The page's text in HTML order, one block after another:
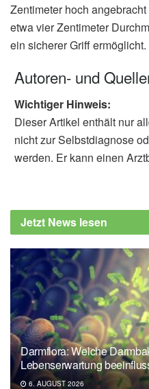
Zentimeter hoch
etwa vier Zentimeter
ein sicherer Griff ermöglicht.
Autoren- und
Wichtiger Hinweis:
Dieser Artikel enthält nur
nicht zur Selbstdiagnose
werden. Er kann einen
Jetzt News lesen
Darmflora: Welche
Lebenserwartung
6. AUGUST 2026